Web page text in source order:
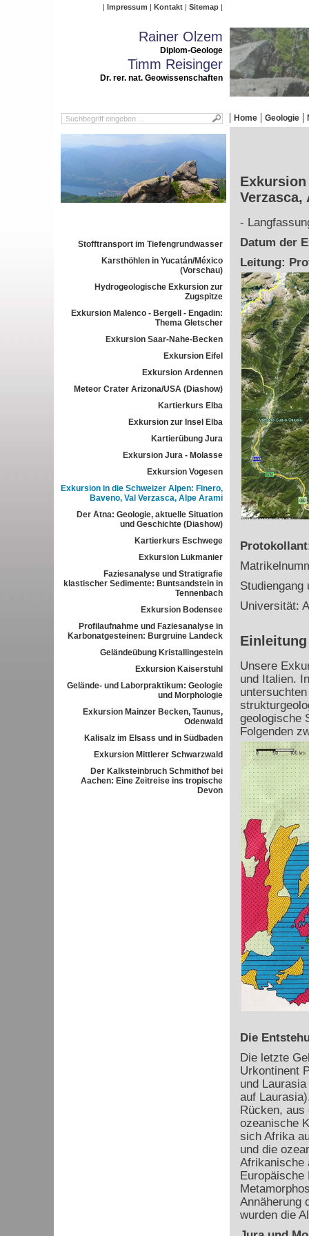
Impressum Kontakt Sitemap
Rainer Olzem
Diplom-Geologe
Timm Reisinger
Dr. rer. nat. Geowissenschaften
Home Geologie
Stofftransport im Tiefengrundwasser
Karsthöhlen in Yucatán/México
(Vorschau)
Hydrogeologische Exkursion zur
Zugspitze
Exkursion Malenco - Bergell - Engadin:
Thema Gletscher
Exkursion Saar-Nahe-Becken
Exkursion Eifel
Exkursion Ardennen
Meteor Crater Arizona/USA (Diashow)
Kartierkurs Elba
Exkursion zur Insel Elba
Kartierübung Jura
Exkursion Jura - Molasse
Exkursion Vogesen
Exkursion in die Schweizer Alpen: Finero,
Baveno, Val Verzasca, Alpe Arami
Der Ätna: Geologie, aktuelle Situation
und Geschichte (Diashow)
Kartierkurs Eschwege
Exkursion Lukmanier
Faziesanalyse und Stratigrafie
klastischer Sedimente: Buntsandstein in
Tennenbach
Exkursion Bodensee
Profilaufnahme und Faziesanalyse in
Karbonatgesteinen: Burgruine Landeck
Geländeübung Kristallingestein
Exkursion Kaiserstuhl
Gelände- und Laborpraktikum: Geologie
und Morphologie
Exkursion Mainzer Becken, Taunus,
Odenwald
Kalisalz im Elsass und in Südbaden
Exkursion Mittlerer Schwarzwald
Der Kalksteinbruch Schmithof bei
Aachen: Eine Zeitreise ins tropische
Devon
Verzasca,
-
Datum der
Leitung:
Universität:
Einleitung
Unsere
und Italien.
geologische
Folgenden
Die
Die letzte
Urkontinent
und
auf
Rücken, aus
ozeanische
sich Afrika
und die
Afrikanische
Europäische
Annäherung
wurden die